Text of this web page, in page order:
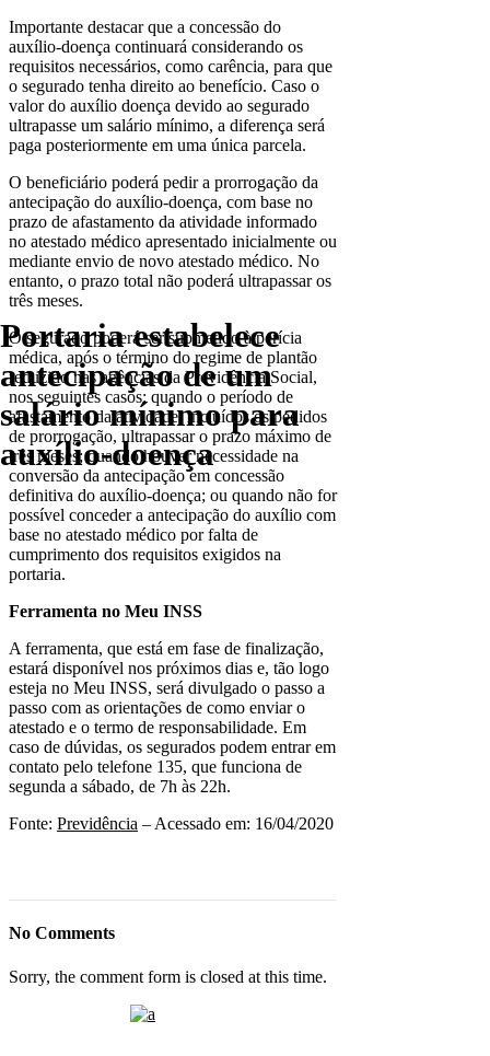
Portaria estabelece
antecipação de um
salário mínimo para
auxílio-doença
Importante destacar que a concessão do
auxílio-doença continuará considerando os
requisitos necessários, como carência, para que
o segurado tenha direito ao benefício. Caso o
valor do auxílio doença devido ao segurado
ultrapasse um salário mínimo, a diferença será
paga posteriormente em uma única parcela.
O beneficiário poderá pedir a prorrogação da
antecipação do auxílio-doença, com base no
prazo de afastamento da atividade informado
no atestado médico apresentado inicialmente ou
mediante envio de novo atestado médico. No
entanto, o prazo total não poderá ultrapassar os
três meses.
O segurado poderá ser submetido à perícia
médica, após o término do regime de plantão
reduzido nas agências da Previdência Social,
nos seguintes casos: quando o período de
afastamento da atividade, incluídos os pedidos
de prorrogação, ultrapassar o prazo máximo de
três meses; quando houver necessidade na
conversão da antecipação em concessão
definitiva do auxílio-doença; ou quando não for
possível conceder a antecipação do auxílio com
base no atestado médico por falta de
cumprimento dos requisitos exigidos na
portaria.
Ferramenta no Meu INSS
A ferramenta, que está em fase de finalização,
estará disponível nos próximos dias e, tão logo
esteja no Meu INSS, será divulgado o passo a
passo com as orientações de como enviar o
atestado e o termo de responsabilidade. Em
caso de dúvidas, os segurados podem entrar em
contato pelo telefone 135, que funciona de
segunda a sábado, de 7h às 22h.
Fonte: Previdência – Acessado em: 16/04/2020
No Comments
Sorry, the comment form is closed at this time.